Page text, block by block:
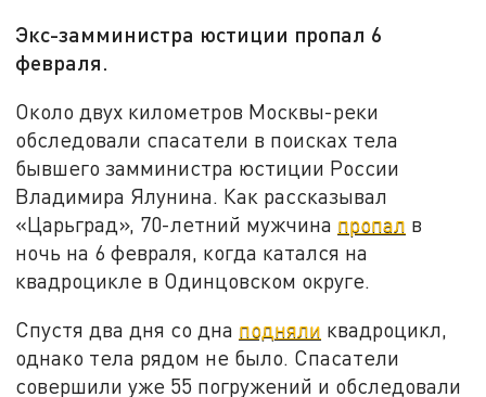
Экс-замминистра юстиции пропал 6
февраля.
Около двух километров Москвы-реки
обследовали спасатели в поисках тела
бывшего замминистра юстиции России
Владимира Ялунина. Как рассказывал
«Царьград», 70-летний мужчина пропал в
ночь на 6 февраля, когда катался на
квадроцикле в Одинцовском округе.
Спустя два дня со дна подняли квадроцикл,
однако тела рядом не было. Спасатели
совершили уже 55 погружений и обследовали